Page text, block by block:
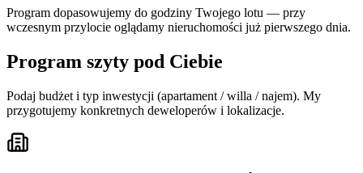
Program dopasowujemy do godziny Twojego lotu — przy
wczesnym przylocie oglądamy nieruchomości już pierwszego dnia.
Program szyty pod Ciebie
Podaj budżet i typ inwestycji (apartament / willa / najem). My
przygotujemy konkretnych deweloperów i lokalizacje.